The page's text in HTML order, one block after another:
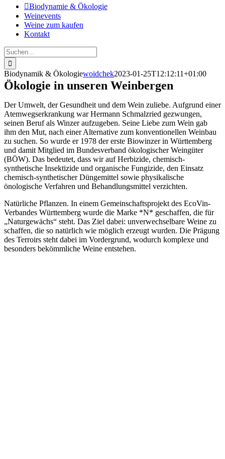
Biodynamie & Ökologie
Weinevents
Weine zum kaufen
Kontakt
Suche
nach:
Biodynamik & Ökologiewoidchek2023-01-25T12:12:11+01:00
Ökologie in unseren Weinbergen
Der Umwelt, der Gesundheit und dem Wein zuliebe. Aufgrund einer
Atemwegserkrankung war Hermann Schmalzried gezwungen,
seinen Beruf als Winzer aufzugeben. Seine Liebe zum Wein gab
ihm den Mut, nach einer Alternative zum konventionellen Weinbau
zu suchen. So wurde er 1978 der erste Biowinzer in Württemberg
und damit Mitglied im Bundesverband ökologischer Weingüter
(BÖW). Das bedeutet, dass wir auf Herbizide, chemisch-
synthetische Insektizide und organische Fungizide, den Einsatz
chemisch-synthetischer Düngemittel sowie physikalische
önologische Verfahren und Behandlungsmittel verzichten.
Natürliche Pflanzen. In einem Gemeinschaftsprojekt des EcoVin-
Verbandes Württemberg wurde die Marke *N* geschaffen, die für
„Naturgewächs“ steht. Das Ziel dabei: unverwechselbare Weine zu
schaffen, die so natürlich wie möglich erzeugt wurden. Die Prägung
des Terroirs steht dabei im Vordergrund, wodurch komplexe und
besonders bekömmliche Weine entstehen.